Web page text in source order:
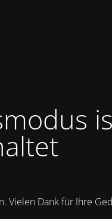
Vielen Dank für Ihre